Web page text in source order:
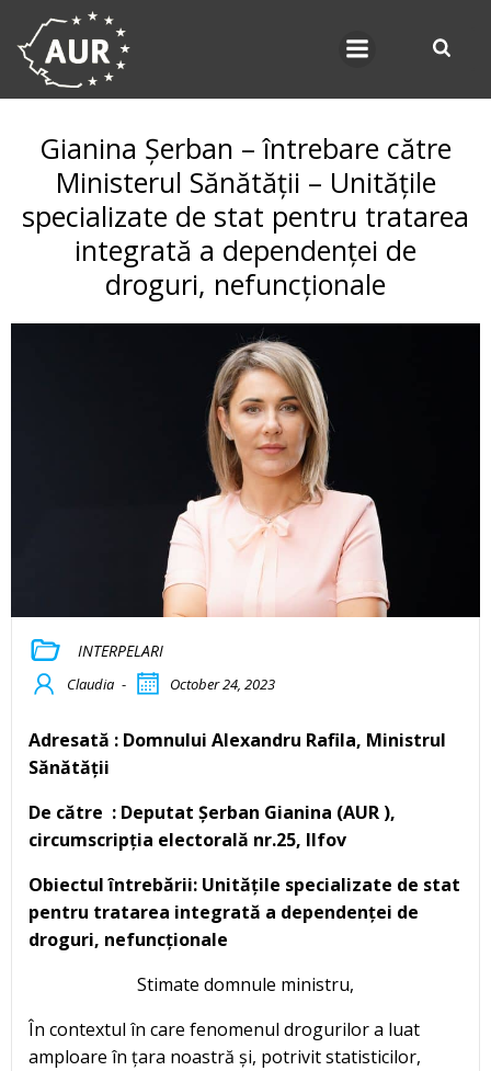
Gianina Șerban – întrebare către
Ministerul Sănătății – Unitățile
specializate de stat pentru tratarea
integrată a dependenței de
droguri, nefuncționale
INTERPELARI
Claudia - October 24, 2023
Adresată : Domnului Alexandru Rafila, Ministrul
Sănătății
De către : Deputat Șerban Gianina (AUR ),
circumscripția electorală nr.25, Ilfov
Obiectul întrebării: Unitățile specializate de stat
pentru tratarea integrată a dependenței de
droguri, nefuncționale
Stimate domnule ministru,
În contextul în care fenomenul drogurilor a luat
amploare în țara noastră și, potrivit statisticilor,